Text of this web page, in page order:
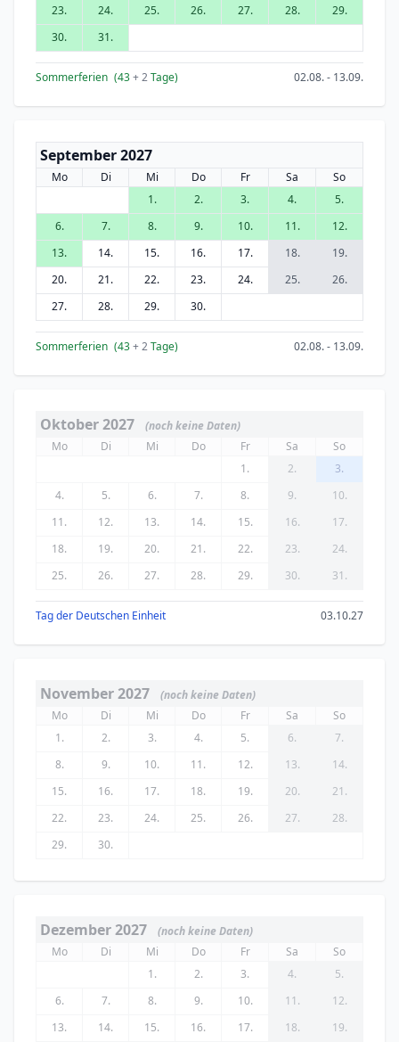
23.
24. 25. 26. 27. 28.
29.
30.
31.
Sommerferien (43+ 2Tage) 02.08. - 13.09.
September 2027
Mo Di Mi Do Fr Sa
So
1.
2. 3. 4.
5.
6.
7. 8. 9. 10. 11.
12.
13.
14. 15. 16. 17. 18.
19.
20.
21. 22. 23. 24. 25.
26.
27.
28. 29. 30.
Sommerferien (43+ 2Tage) 02.08. - 13.09.
Oktober 2027
(noch keine Daten)
Mo
Di Mi Do Fr Sa
So
1.
2.
3.
4.
5. 6. 7. 8. 9.
10.
11.
12. 13. 14. 15. 16.
17.
18.
19. 20. 21. 22. 23.
24.
25.
26. 27. 28. 29. 30. 31.
Tag der Deutschen Einheit 03.10.27
November 2027
(noch keine Daten)
Mo
Di Mi Do Fr Sa
So
1.
2. 3. 4. 5. 6.
7.
8.
9. 10. 11. 12. 13.
14.
15.
16. 17. 18. 19. 20.
21.
22.
23. 24. 25. 26. 27.
28.
29.
30.
Dezember 2027
(noch keine Daten)
Mo
Di Mi Do Fr Sa
So
1.
2. 3. 4.
5.
6.
7. 8. 9. 10. 11.
12.
13.
14. 15. 16. 17. 18.
19.